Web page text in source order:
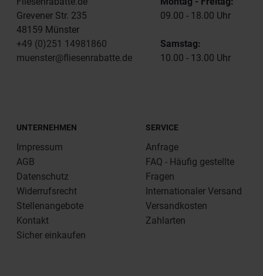
Grevener Str. 235
48159 Münster
+49 (0)251 14981860
muenster@fliesenrabatte.de
09.00 - 18.00 Uhr
Samstag:
10.00 - 13.00 Uhr
UNTERNEHMEN
Impressum
AGB
Datenschutz
Widerrufsrecht
Stellenangebote
Kontakt
Sicher einkaufen
SERVICE
Anfrage
FAQ - Häufig gestellte
Fragen
Internationaler Versand
Versandkosten
Zahlarten